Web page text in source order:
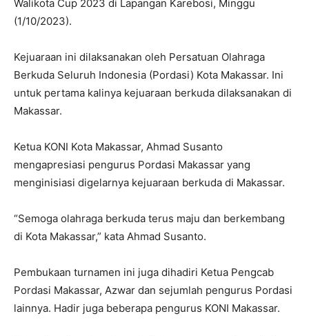
Walikota Cup 2023 di Lapangan Karebosi, Minggu
(1/10/2023).
Kejuaraan ini dilaksanakan oleh Persatuan Olahraga
Berkuda Seluruh Indonesia (Pordasi) Kota Makassar. Ini
untuk pertama kalinya kejuaraan berkuda dilaksanakan di
Makassar.
Ketua KONI Kota Makassar, Ahmad Susanto
mengapresiasi pengurus Pordasi Makassar yang
menginisiasi digelarnya kejuaraan berkuda di Makassar.
“Semoga olahraga berkuda terus maju dan berkembang
di Kota Makassar,” kata Ahmad Susanto.
Pembukaan turnamen ini juga dihadiri Ketua Pengcab
Pordasi Makassar, Azwar dan sejumlah pengurus Pordasi
lainnya. Hadir juga beberapa pengurus KONI Makassar.